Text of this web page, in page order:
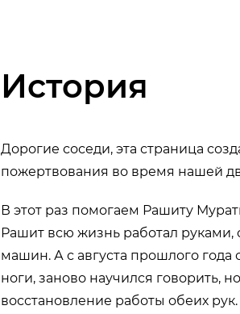
История
Дорогие соседи, эта страница
пожертвования во время нашей
В этот раз помогаем Рашиту
Рашит всю жизнь работал
машин. А с августа прошлого года
ноги, заново научился говорить,
восстановление работы обеих